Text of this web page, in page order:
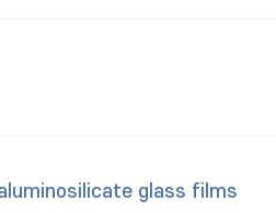
glass films